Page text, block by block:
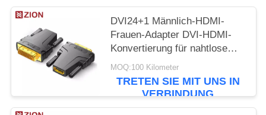
DVI24+1 Männlich-HDMI-
Frauen-Adapter DVI-HDMI-
Konvertierung für nahtlose
Anschlussverbindung
MOQ:100 Kilometer
TRETEN SIE MIT UNS IN
VERBINDUNG